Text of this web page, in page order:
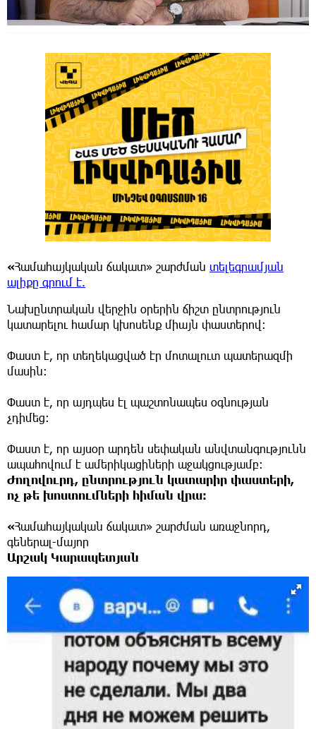
«Համահայկական ճակատ» շարժման տելեգրամյան
ալիքը գրում է.
Նախընտրական վերջին օրերին ճիշտ ընտրություն
կատարելու համար կխոսենք միայն փաստերով։
Փաստ է, որ տեղեկացված էր մոտալուտ պատերազմի
մասին։
Փաստ է, որ այդպես էլ պաշտոնապես օգնության
չդիմեց։
Փաստ է, որ այսօր արդեն սեփական անվտանգությունն
ապահովում է ամերիկացիների աջակցությամբ։
Ժողովուրդ, ընտրություն կատարիր փաստերի,
ոչ թե խոստումների հիման վրա։
«Համահայկական ճակատ» շարժման առաջնորդ,
գեներալ-մայոր
Արշակ Կարապետյան